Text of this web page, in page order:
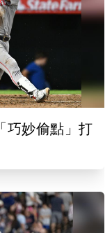
巧妙偷點」打